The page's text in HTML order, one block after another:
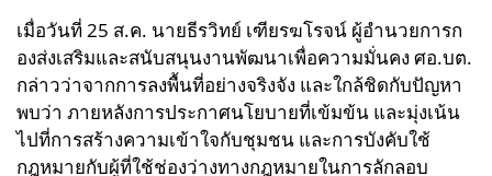
เมื่อวันที่ 25 ส.ค. นายธีรวิทย์ เฑียรฆโรจน์ ผู้อำนวยการก
องส่งเสริมและสนับสนุนงานพัฒนาเพื่อความมั่นคง ศอ.บต.
กล่าวว่าจากการลงพื้นที่อย่างจริงจัง และใกล้ชิดกับปัญหา
พบว่า ภายหลังการประกาศนโยบายที่เข้มข้น และมุ่งเน้น
ไปที่การสร้างความเข้าใจกับชุมชน และการบังคับใช้
กฎหมายกับผู้ที่ใช้ช่องว่างทางกฎหมายในการลักลอบ